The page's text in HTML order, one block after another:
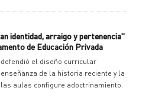
identidad, arraigo y pertenencia"
de Educación Privada
el diseño curricular
de la historia reciente y la
aulas configure adoctrinamiento.